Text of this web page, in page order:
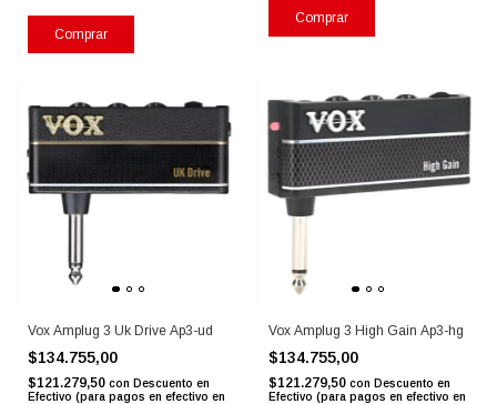
Comprar
Comprar
Vox Amplug 3 Uk Drive Ap3-ud
$134.755,00
$121.279,50 con Descuento en
Efectivo (para pagos en efectivo en
Vox Amplug 3 High Gain Ap3-hg
$134.755,00
$121.279,50 con Descuento en
Efectivo (para pagos en efectivo en